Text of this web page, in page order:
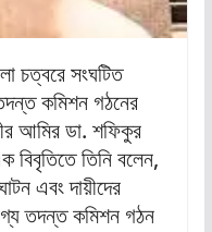
চত্বরে সংঘটিত
কমিশন গঠনের
আমির ডা. শফিকুর
বিবৃতিতে তিনি বলেন,
এবং দায়ীদের
তদন্ত কমিশন গঠন